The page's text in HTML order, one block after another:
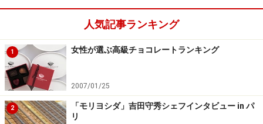
人気記事ランキング
1 女性が選ぶ高級チョコレートランキング
2007/01/25
2
「モリヨシダ」吉田守秀シェフインタビュー in パ
リ